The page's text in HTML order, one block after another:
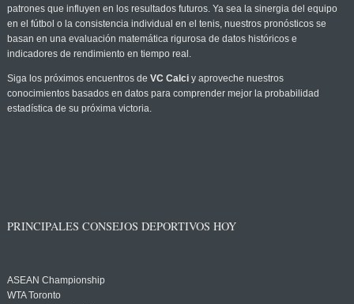
patrones que influyen en los resultados futuros. Ya sea la sinergia del equipo
en el fútbol o la consistencia individual en el tenis, nuestros pronósticos se
basan en una evaluación matemática rigurosa de datos históricos e
indicadores de rendimiento en tiempo real.
Siga los próximos encuentros de VC Calciy aproveche nuestros
conocimientos basados en datos para comprender mejor la probabilidad
estadística de su próxima victoria.
PRINCIPALES CONSEJOS DEPORTIVOS HOY
ASEAN Championship
WTA Toronto